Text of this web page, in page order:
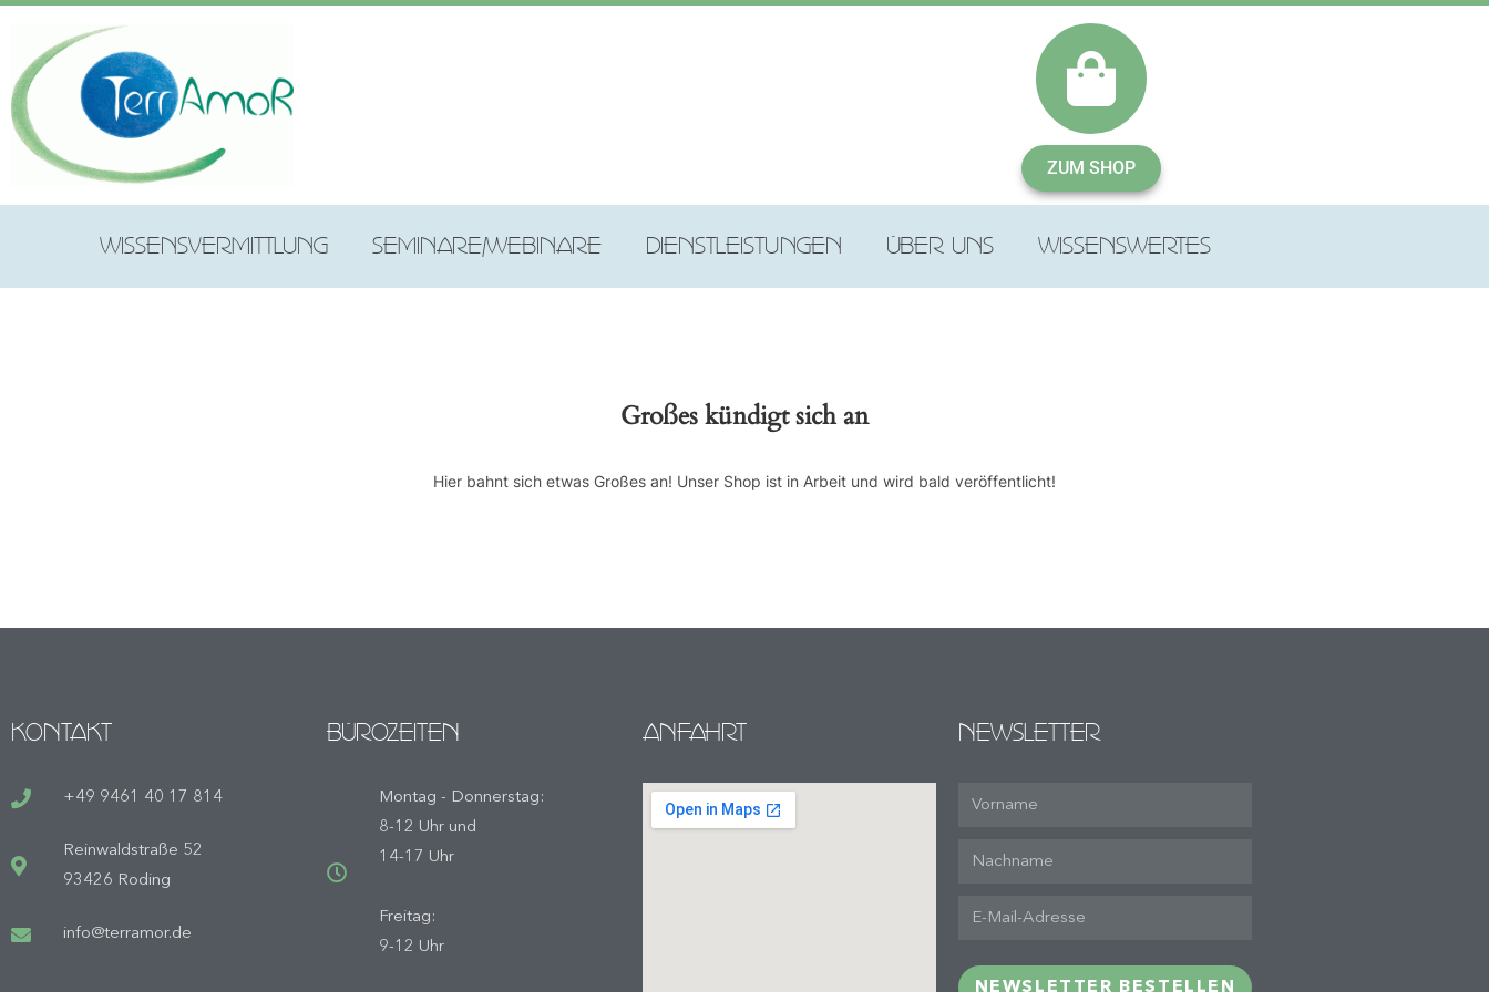
ZUM SHOP
WISSENSVERMITTLUNG SEMINARE/WEBINARE DIENSTLEISTUNGEN ÜBER UNS WISSENSWERTES
Großes kündigt sich an
Hier bahnt sich etwas Großes an! Unser Shop ist in Arbeit und wird bald veröffentlicht!
KONTAKT
+49 9461 40 17 814
Reinwaldstraße 52
93426 Roding
info@terramor.de
BÜROZEITEN
Montag - Donnerstag:
8-12 Uhr und
14-17 Uhr
Freitag:
9-12 Uhr
ANFAHRT NEWSLETTER
NEWSLETTER BESTELLEN